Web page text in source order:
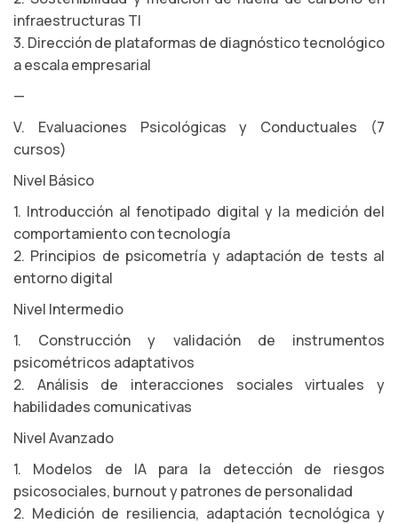
infraestructuras TI
3. Dirección de plataformas de diagnóstico tecnológico
a escala empresarial
—
V. Evaluaciones Psicológicas y Conductuales (7
cursos)
Nivel Básico
1. Introducción al fenotipado digital y la medición del
comportamiento con tecnología
2. Principios de psicometría y adaptación de tests al
entorno digital
Nivel Intermedio
1. Construcción y validación de instrumentos
psicométricos adaptativos
2. Análisis de interacciones sociales virtuales y
habilidades comunicativas
Nivel Avanzado
1. Modelos de IA para la detección de riesgos
psicosociales, burnout y patrones de personalidad
2. Medición de resiliencia, adaptación tecnológica y